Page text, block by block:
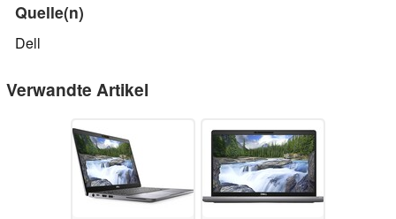
Quelle(n)
Dell
Verwandte Artikel